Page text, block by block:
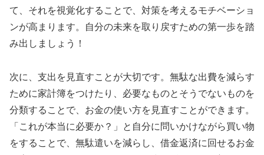
て、それを視覚化することで、対策を考えるモチベーショ
ンが高まります。自分の未来を取り戻すための第一歩を踏
み出しましょう！
次に、支出を見直すことが大切です。無駄な出費を減らす
ために家計簿をつけたり、必要なものとそうでないものを
分類することで、お金の使い方を見直すことができます。
「これが本当に必要か？」と自分に問いかけながら買い物
をすることで、無駄遣いを減らし、借金返済に回せるお金